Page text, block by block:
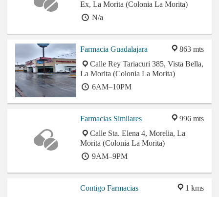
Ex, La Morita (Colonia La Morita)
N/a
863 mts
Farmacia Guadalajara
Calle Rey Tariacuri 385, Vista Bella,
La Morita (Colonia La Morita)
6AM–10PM
996 mts
Farmacias Similares
Calle Sta. Elena 4, Morelia, La
Morita (Colonia La Morita)
9AM–9PM
1 kms
Contigo Farmacias